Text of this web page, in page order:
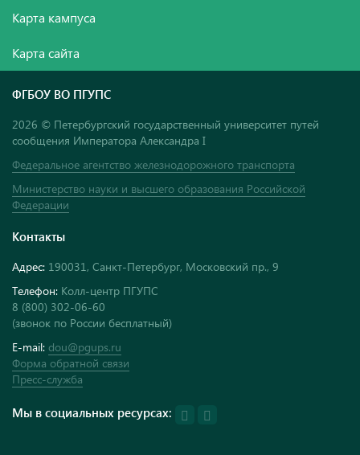
Карта кампуса
Карта сайта
ФГБОУ ВО ПГУПС
2026 © Петербургский государственный университет путей
сообщения Императора Александра I
Федеральное агентство железнодорожного транспорта
Министерство науки и высшего образования Российской
Федерации
Контакты
Адрес: 190031, Санкт-Петербург, Московский пр., 9
Телефон: Колл-центр ПГУПС
8 (800) 302-06-60
(звонок по России бесплатный)
E-mail: dou@pgups.ru
Форма обратной связи
Пресс-служба
Мы в социальных ресурсах: